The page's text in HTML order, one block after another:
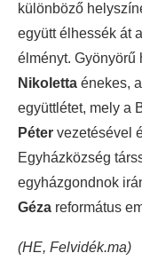
különböző
együtt élhessék át
élményt. Gyönyörű
Nikoletta énekes,
együttlétet, mely a
Péter vezetésével
Egyházközség
egyházgondnok
Géza református
(HE, Felvidék.ma)